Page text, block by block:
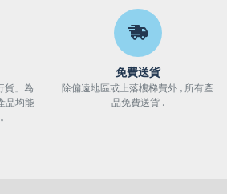
貨」為
品均能
免費送貨
除偏遠地區或上落樓梯費外 , 所有產
品免費送貨 .